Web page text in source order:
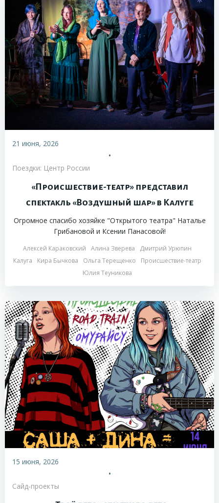
21 июня, 2026
•
Поездки: Центр России
«Происшествие-театр» представил
спектакль «Воздушный шар» в Калуге
Огромное спасибо хозяйке "Открытого театра" Наталье
Грибановой и Ксении Панасовой!
Алексей Караковский Алина Зверева
Дмитрий Урюпин
Калуга
Кира Бычкова Ольга Терещенко
Происшествие-театр
Юлия Теуникова
15 июня, 2026
•
Сайд-проекты